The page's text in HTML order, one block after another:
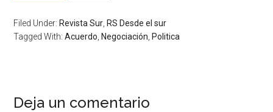
Filed Under: Revista Sur RS Desde el sur
Tagged With:Acuerdo Negociación Politica
Deja un comentario